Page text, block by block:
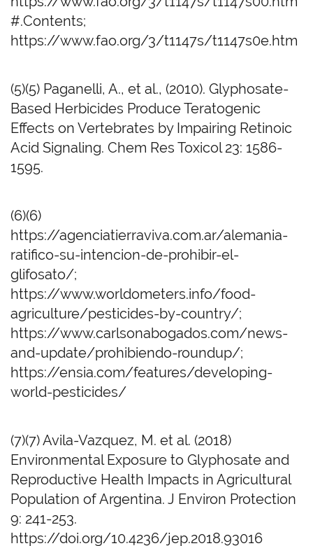
#.Contents;
https://www.fao.org/3/t1147s/t1147s0e.htm
(5)(5) Paganelli, A., et al., (2010). Glyphosate-
Based Herbicides Produce Teratogenic
Effects on Vertebrates by Impairing Retinoic
Acid Signaling. Chem Res Toxicol 23: 1586-
1595.
(6)(6)
https://agenciatierraviva.com.ar/alemania-
ratifico-su-intencion-de-prohibir-el-
glifosato/;
https://www.worldometers.info/food-
agriculture/pesticides-by-country/;
https://www.carlsonabogados.com/news-
and-update/prohibiendo-roundup/;
https://ensia.com/features/developing-
world-pesticides/
(7)(7) Avila-Vazquez, M. et al. (2018)
Environmental Exposure to Glyphosate and
Reproductive Health Impacts in Agricultural
Population of Argentina. J Environ Protection
9: 241-253.
https://doi.org/10.4236/jep.2018.93016